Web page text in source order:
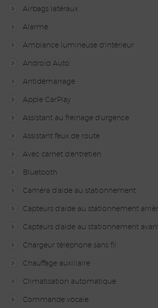
Airbags latéraux
Alarme
Ambiance lumineuse d'intérieur
Android Auto
Antidémarrage
Apple CarPlay
Assistant au freinage d'urgence
Assistant feux de route
Avec carnet d'entretien
Bluetooth
Caméra d'aide au stationnement
Capteurs d'aide au stationnement
Capteurs d'aide au stationnement
Chargeur téléphone sans fil
Chauffage auxiliaire
Climatisation automatique
Commande vocale